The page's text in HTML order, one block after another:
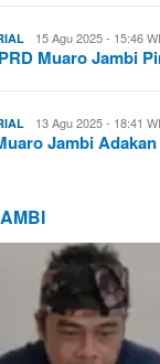
15 Agu 2025 - 15:46
Muaro Jambi
13 Agu 2025 - 18:41
Jambi